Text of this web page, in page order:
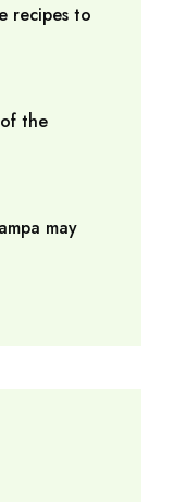
recipes to
the
may